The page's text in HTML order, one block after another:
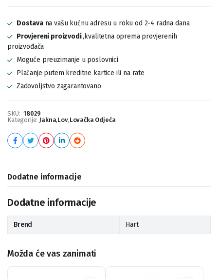
Dostavana vašu kućnu adresu u roku od 2-4 radna dana
Provjereni proizvodi,kvalitetna oprema provjerenih
proizvođača
Moguće preuzimanje u poslovnici
Plaćanje putem kreditne kartice ili na rate
Zadovoljstvo zagarantovano
SKU: 18029
Kategorije: Jakna,Lov,Lovačka Odjeća
Dodatne informacije
Dodatne informacije
Brend Hart
Možda će vas zanimati